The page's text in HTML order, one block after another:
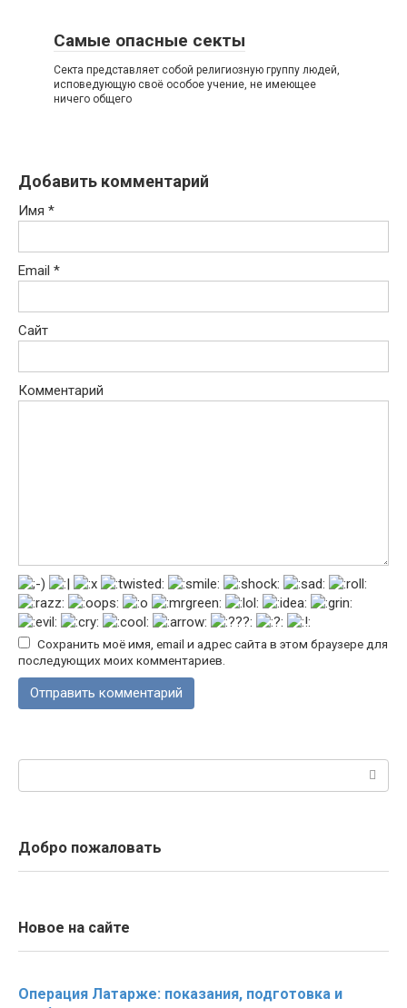
Самые опасные секты
Секта представляет собой религиозную группу людей,
исповедующую своё особое учение, не имеющее
ничего общего
Добавить комментарий
Имя *
Email *
Сайт
Комментарий
Сохранить моё имя, email и адрес сайта в этом браузере для
последующих моих комментариев.
Поиск:
Добро пожаловать
Новое на сайте
Операция Латарже: показания, подготовка и